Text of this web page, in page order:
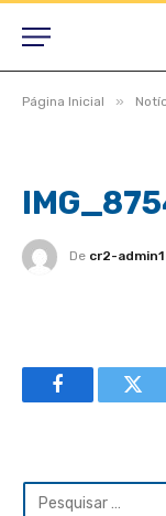
Página Inicial »
De cr2-admin1
Facebook